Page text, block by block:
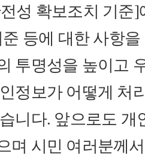
성 확보조치 기준
등에 대한 사항
투명성을 높이고
정보가 어떻게 처
니다. 앞으로도 개
며 시민 여러분께